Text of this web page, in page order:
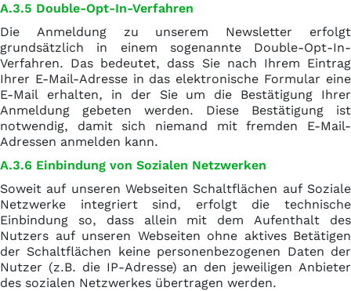
A.3.5 Double-Opt-In-Verfahren
Die Anmeldung zu unserem Newsletter erfolgt
grundsätzlich in einem sogenannte Double-Opt-In-
Verfahren. Das bedeutet, dass Sie nach Ihrem Eintrag
Ihrer E-Mail-Adresse in das elektronische Formular eine
E-Mail erhalten, in der Sie um die Bestätigung Ihrer
Anmeldung gebeten werden. Diese Bestätigung ist
notwendig, damit sich niemand mit fremden E-Mail-
Adressen anmelden kann.
A.3.6 Einbindung von Sozialen Netzwerken
Soweit auf unseren Webseiten Schaltflächen auf Soziale
Netzwerke integriert sind, erfolgt die technische
Einbindung so, dass allein mit dem Aufenthalt des
Nutzers auf unseren Webseiten ohne aktives Betätigen
der Schaltflächen keine personenbezogenen Daten der
Nutzer (z.B. die IP-Adresse) an den jeweiligen Anbieter
des sozialen Netzwerkes übertragen werden.